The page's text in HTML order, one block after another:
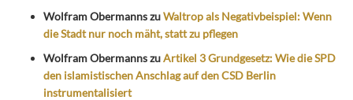
Wolfram ObermannszuWaltrop als Negativbeispiel: Wenn
die Stadt nur noch mäht, statt zu pflegen
Wolfram ObermannszuArtikel 3 Grundgesetz: Wie die SPD
den islamistischen Anschlag auf den CSD Berlin
instrumentalisiert